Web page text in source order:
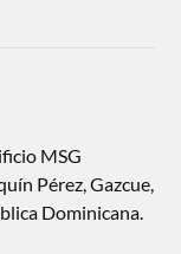
MSG
Pérez, Gazcue,
Dominicana.